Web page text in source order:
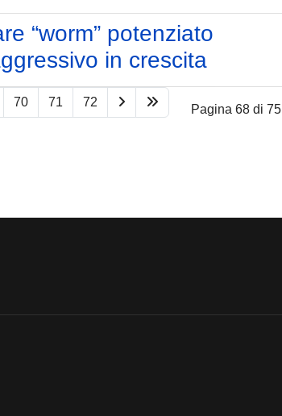
“worm” potenziato
in crescita
Pagina 68 di 75
70 71 72